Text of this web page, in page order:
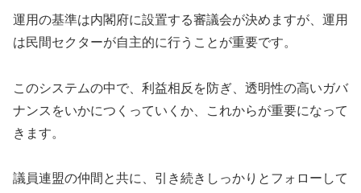
運用の基準は内閣府に設置する審議会が決めますが、運用
は民間セクターが自主的に行うことが重要です。
このシステムの中で、利益相反を防ぎ、透明性の高いガバ
ナンスをいかにつくっていくか、これからが重要になって
きます。
議員連盟の仲間と共に、引き続きしっかりとフォローして